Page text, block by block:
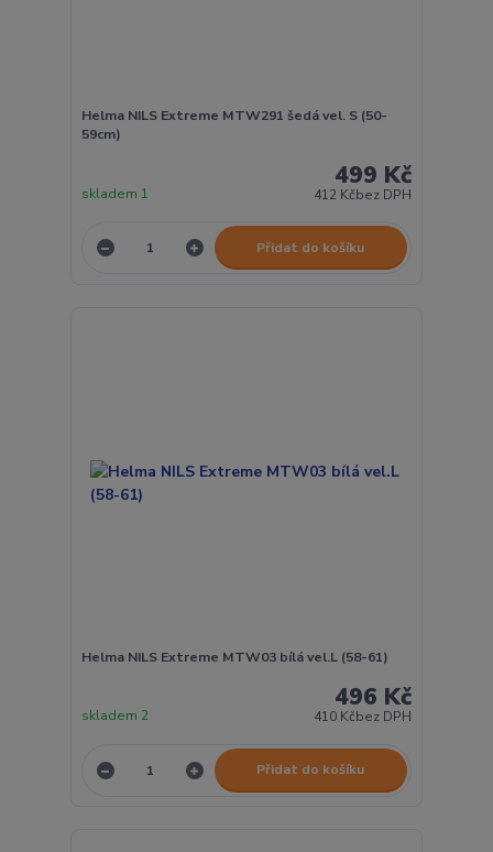
Helma NILS Extreme MTW291 šedá vel. S (50-
59cm)
499 Kč
412 Kčbez DPH
skladem 1
Přidat do košíku
Helma NILS Extreme MTW03 bílá vel.L (58-61)
496 Kč
410 Kčbez DPH
skladem 2
Přidat do košíku